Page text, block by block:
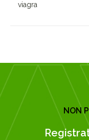
viagra
NON